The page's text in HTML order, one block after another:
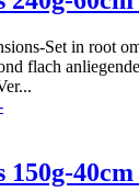
Set in root
flach